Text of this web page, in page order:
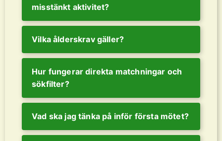
misstänkt aktivitet?
Vilka ålderskrav gäller?
Hur fungerar direkta matchningar och
sökfilter?
Vad ska jag tänka på inför första mötet?